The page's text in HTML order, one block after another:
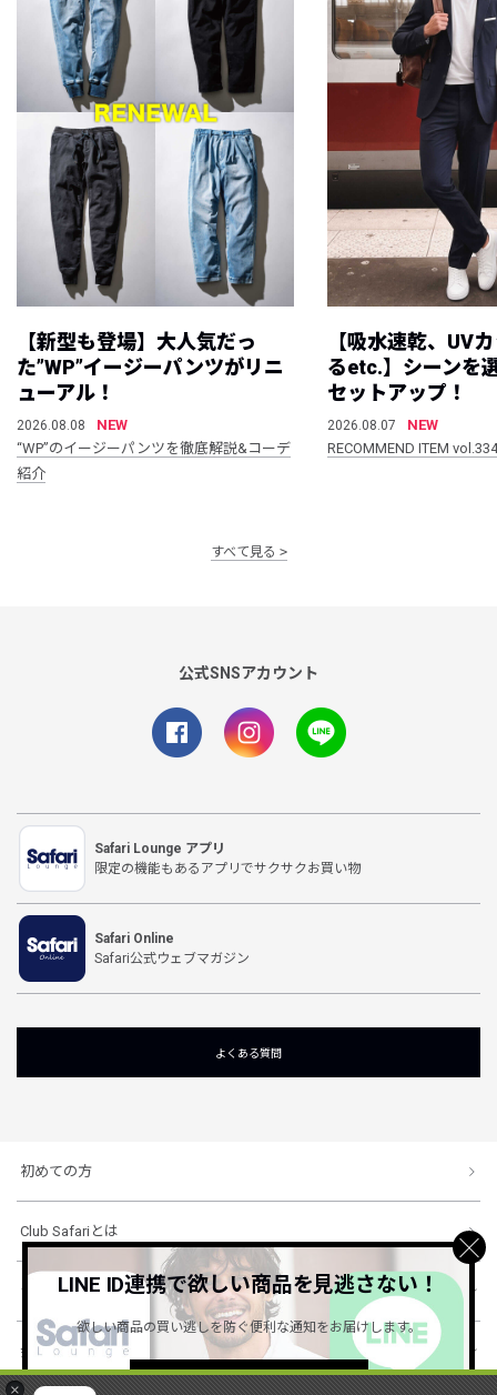
×
【新型も登場】大人気だっ
た”WP”イージーパンツがリニ
ューアル！
2026.08.08
NEW
“WP”のイージーパンツを徹底解説&コーデ
紹介
【吸水速乾、UV
るetc.】シーンを
セットアップ！
2026.08.07
NEW
RECOMMEND ITEM vol.334
すべて見る
公式SNSアカウント
Safari Lounge アプリ
限定の機能もあるアプリでサクサクお買い物
Safari Online
Safari公式ウェブマガジン
よくある質問
初めての方
Club Safariとは
ショッピングガイド
会社概要・規約
LINE ID連携で欲しい商品を見逃さない！
欲しい商品の買い逃しを防ぐ便利な通知をお届けします。
詳しくはこちら ＞